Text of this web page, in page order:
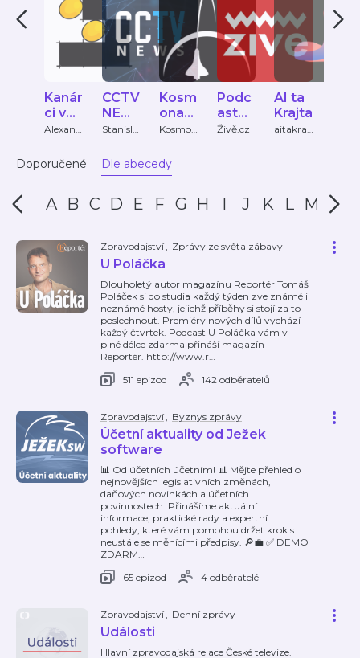
Kanár
ci v
síti
Alexandr
á, Josef
CCTV
NEW
S
Stanisla
Kosm
onaut
ix
Kosmon
Podc
ast
Živě
Živě.cz
AI ta
Krajta
aitakrajt
e
Doporučené Dle abecedy
A B C D E F G H I J K L M N
Zpravodajství, Zprávy ze světa zábavy
U Poláčka
Dlouholetý autor magazínu Reportér Tomáš
Poláček si do studia každý týden zve známé i
neznámé hosty, jejichž příběhy si stojí za to
poslechnout. Premiéry nových dílů vychází
každý čtvrtek. Podcast U Poláčka vám v
plné délce zdarma přináší magazín
Reportér. http://www.r…
511 epizod
142 odběratelů
Zpravodajství, Byznys zprávy
Účetní aktuality od Ježek
software
📊 Od účetních účetním! 📊 Mějte přehled o
nejnovějších legislativních změnách,
daňových novinkách a účetních
povinnostech. Přinášíme aktuální
informace, praktické rady a expertní
pohledy, které vám pomohou držet krok s
neustále se měnícími předpisy. 🔎💼 ✅ DEMO
ZDARM…
65 epizod
4 odběratelé
Zpravodajství, Denní zprávy
Události
Hlavní zpravodajská relace České televize.